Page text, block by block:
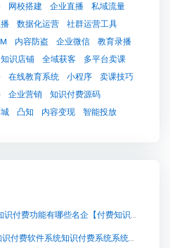
网校搭建 企业直播
私域流量
数据化运营
社群运营工具
内容防盗 企业微信
教育录播
知识店铺 全域获客
多平台卖课
在线教育系统 小程序
卖课技巧
企业营销
知识付费源码
凸知 内容变现 智能投放
付费知识小程序源码-小程序的知识付费功能有哪些名企【付费知识小程序源码-小程序的知识付费功能有哪些名企知识付费系统系统怎么制作，知识付费系统搭建使用教程】
福建知识付费软件系统【福建知识付费软件系统知识付费系统系统怎么制作，知识付费系统搭建使用教程】